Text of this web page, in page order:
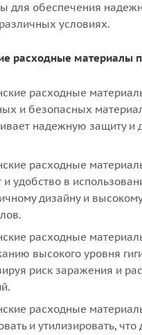
для обеспечения
условиях.
расходные материалы
расходные
и безопасных
надежную защиту и
расходные
удобство в
дизайну и
расходные
высокого уровня
риск заражения и
расходные
и утилизировать, что